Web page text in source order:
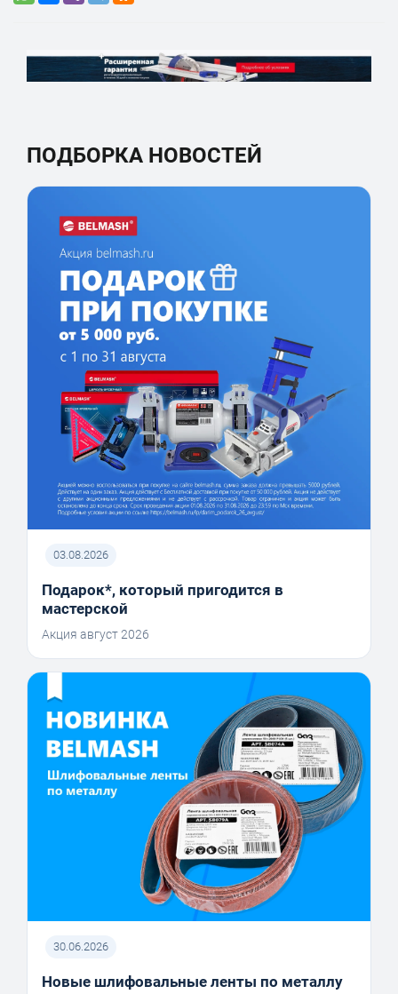
ПОДБОРКА НОВОСТЕЙ
03.08.2026
Подарок*, который пригодится в
мастерской
Акция август 2026
30.06.2026
Новые шлифовальные ленты по металлу